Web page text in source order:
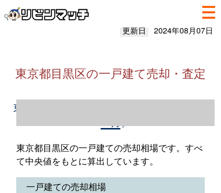
更新日 2024年08月07日
東京都目黒区の一戸建て売却・査定
東京都目黒区の一戸建て売却情報（2023年1
東京都目黒区の一戸建ての売却相場です。すべ
て中央値をもとに算出しています。
一戸建ての売却相場